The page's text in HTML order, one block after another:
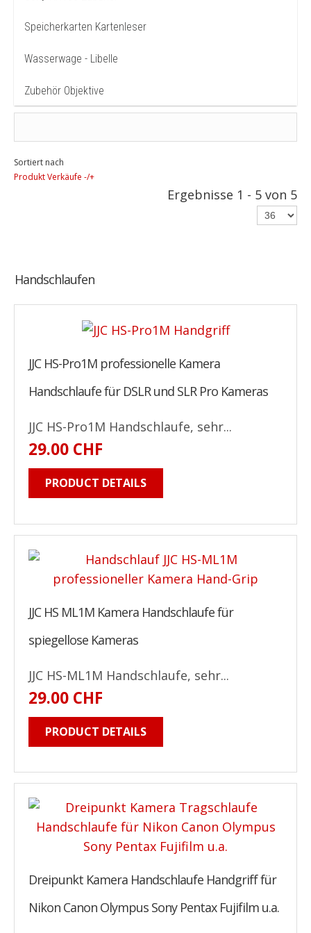
Speicherkarten Kartenleser
Wasserwage - Libelle
Zubehör Objektive
Sortiert nach
Produkt Verkäufe -/+
Ergebnisse 1 - 5 von 5
Handschlaufen
JJC HS-Pro1M professionelle Kamera
Handschlaufe für DSLR und SLR Pro Kameras
JJC HS-Pro1M Handschlaufe, sehr...
29.00 CHF
PRODUCT DETAILS
JJC HS ML1M Kamera Handschlaufe für
spiegellose Kameras
JJC HS-ML1M Handschlaufe, sehr...
29.00 CHF
PRODUCT DETAILS
Dreipunkt Kamera Handschlaufe Handgriff für
Nikon Canon Olympus Sony Pentax Fujifilm u.a.